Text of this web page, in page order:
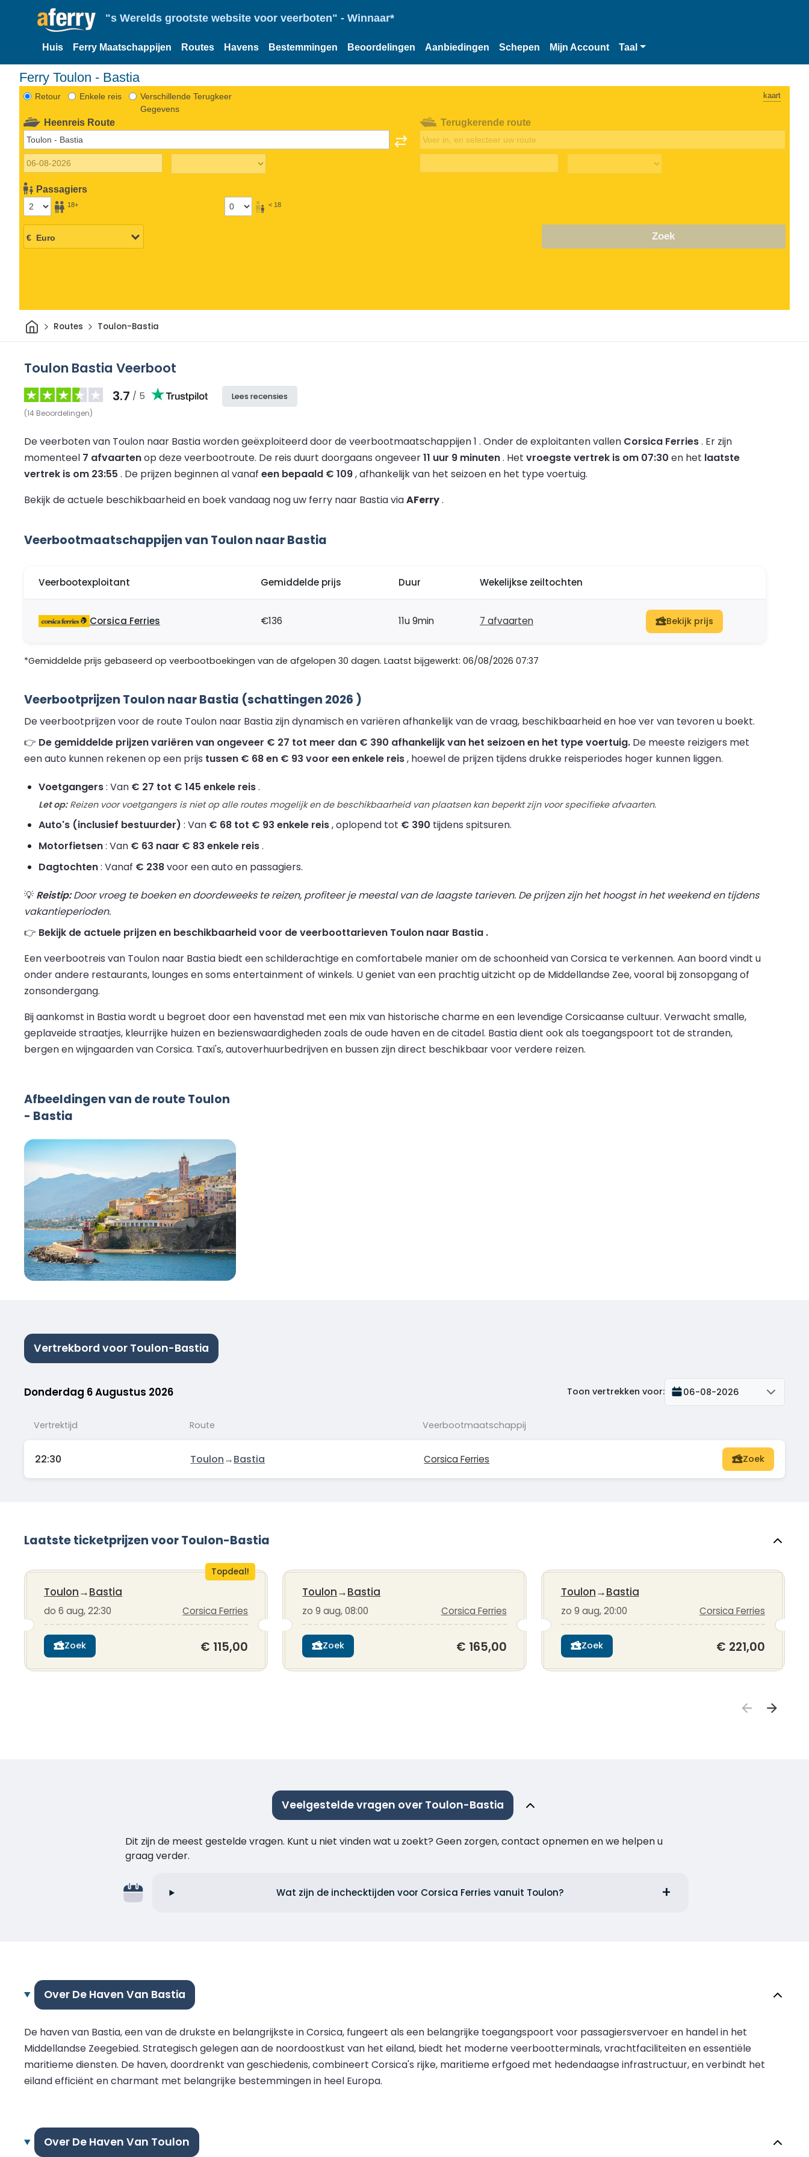
"s Werelds grootste website voor veerboten" - Winnaar*
Huis Ferry Maatschappijen Routes Havens Bestemmingen Beoordelingen Aanbiedingen Schepen Mijn Account Taal
Ferry Toulon - Bastia
Retour Enkele reis
Verschillende Terugkeer
Gegevens
kaart
Heenreis Route
Passagiers
18+ < 18
Terugkerende route
Zoek
ThuisRoutes Toulon-Bastia
Toulon Bastia Veerboot
3.7 / 5
(14 Beoordelingen)
Lees recensies
De veerboten van Toulon naar Bastia worden geëxploiteerd door de veerbootmaatschappijen 1 . Onder de exploitanten vallen Corsica Ferries. Er zijn
momenteel 7 afvaartenop deze veerbootroute. De reis duurt doorgaans ongeveer11 uur 9 minuten. Het vroegste vertrek is om 07:30 en het laatste
vertrek is om 23:55 . De prijzen beginnen al vanaf een bepaald € 109, afhankelijk van het seizoen en het type voertuig.
Bekijk de actuele beschikbaarheid en boek vandaag nog uw ferry naar Bastia viaAFerry.
Veerbootmaatschappijen van Toulon naar Bastia
Veerbootexploitant Gemiddelde prijs Duur Wekelijkse zeiltochten
Corsica Ferries €136 11u 9min 7 afvaarten Bekijk prijs
*Gemiddelde prijs gebaseerd op veerbootboekingen van de afgelopen 30 dagen. Laatst bijgewerkt: 06/08/2026 07:37
Veerbootprijzen Toulon naar Bastia (schattingen 2026 )
De veerbootprijzen voor de route Toulon naar Bastia zijn dynamisch en variëren afhankelijk van de vraag, beschikbaarheid en hoe ver van tevoren u boekt.
👉 De gemiddelde prijzen variëren van ongeveer € 27 tot meer dan € 390 afhankelijk van het seizoen en het type voertuig. De meeste reizigers met
een auto kunnen rekenen op een prijs tussen € 68 en € 93 voor een enkele reis, hoewel de prijzen tijdens drukke reisperiodes hoger kunnen liggen.
Voetgangers: Van € 27 tot € 145 enkele reis.
Let op:Reizen voor voetgangers is niet op alle routes mogelijk en de beschikbaarheid van plaatsen kan beperkt zijn voor specifieke afvaarten.
Auto's (inclusief bestuurder) : Van € 68 tot € 93 enkele reis, oplopend tot € 390 tijdens spitsuren.
Motorfietsen: Van € 63 naar € 83 enkele reis.
Dagtochten: Vanaf € 238voor een auto en passagiers.
💡 Reistip:Door vroeg te boeken en doordeweeks te reizen, profiteer je meestal van de laagste tarieven. De prijzen zijn het hoogst in het weekend en tijdens
vakantieperioden.
👉 Bekijk de actuele prijzen en beschikbaarheid voor de veerboottarieven Toulon naar Bastia .
Een veerbootreis van Toulon naar Bastia biedt een schilderachtige en comfortabele manier om de schoonheid van Corsica te verkennen. Aan boord vindt u
onder andere restaurants, lounges en soms entertainment of winkels. U geniet van een prachtig uitzicht op de Middellandse Zee, vooral bij zonsopgang of
zonsondergang.
Bij aankomst in Bastia wordt u begroet door een havenstad met een mix van historische charme en een levendige Corsicaanse cultuur. Verwacht smalle,
geplaveide straatjes, kleurrijke huizen en bezienswaardigheden zoals de oude haven en de citadel. Bastia dient ook als toegangspoort tot de stranden,
bergen en wijngaarden van Corsica. Taxi's, autoverhuurbedrijven en bussen zijn direct beschikbaar voor verdere reizen.
Afbeeldingen van de route Toulon
- Bastia
Vertrekbord voor Toulon-Bastia
Donderdag 6 Augustus 2026 Toon vertrekken voor: 06-08-2026
Vertrektijd Route Veerbootmaatschappij
22:30 Toulon→Bastia Corsica Ferries Zoek
Laatste ticketprijzen voor Toulon-Bastia
Topdeal!
Toulon→Bastia
do 6 aug, 22:30 Corsica Ferries
Zoek € 115,00
Toulon→Bastia
zo 9 aug, 08:00 Corsica Ferries
Zoek € 165,00
Toulon→Bastia
zo 9 aug, 20:00 Corsica Ferries
Zoek € 221,00
Veelgestelde vragen over Toulon-Bastia
Dit zijn de meest gestelde vragen. Kunt u niet vinden wat u zoekt? Geen zorgen, contact opnemen en we helpen u
graag verder.
Wat zijn de inchecktijden voor Corsica Ferries vanuit Toulon?
Over De Haven Van Bastia
De haven van Bastia, een van de drukste en belangrijkste in Corsica, fungeert als een belangrijke toegangspoort voor passagiersvervoer en handel in het
Middellandse Zeegebied. Strategisch gelegen aan de noordoostkust van het eiland, biedt het moderne veerbootterminals, vrachtfaciliteiten en essentiële
maritieme diensten. De haven, doordrenkt van geschiedenis, combineert Corsica's rijke, maritieme erfgoed met hedendaagse infrastructuur, en verbindt het
eiland efficiënt en charmant met belangrijke bestemmingen in heel Europa.
Over De Haven Van Toulon